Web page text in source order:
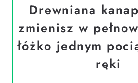
Drewniana
zmienisz w
łóżko jednym
ręki